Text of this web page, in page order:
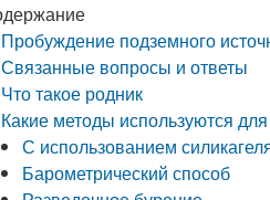
Пробуждение подземного
Связанные вопросы и ответы
Что такое родник
Какие методы используются
С использованием
Барометрический способ